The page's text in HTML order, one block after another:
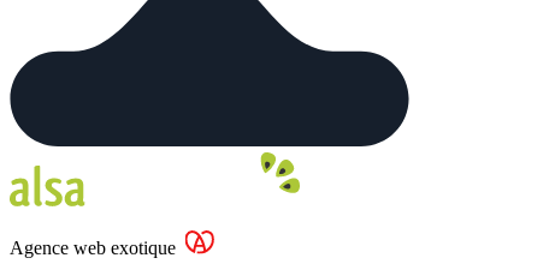
Agence web exotique